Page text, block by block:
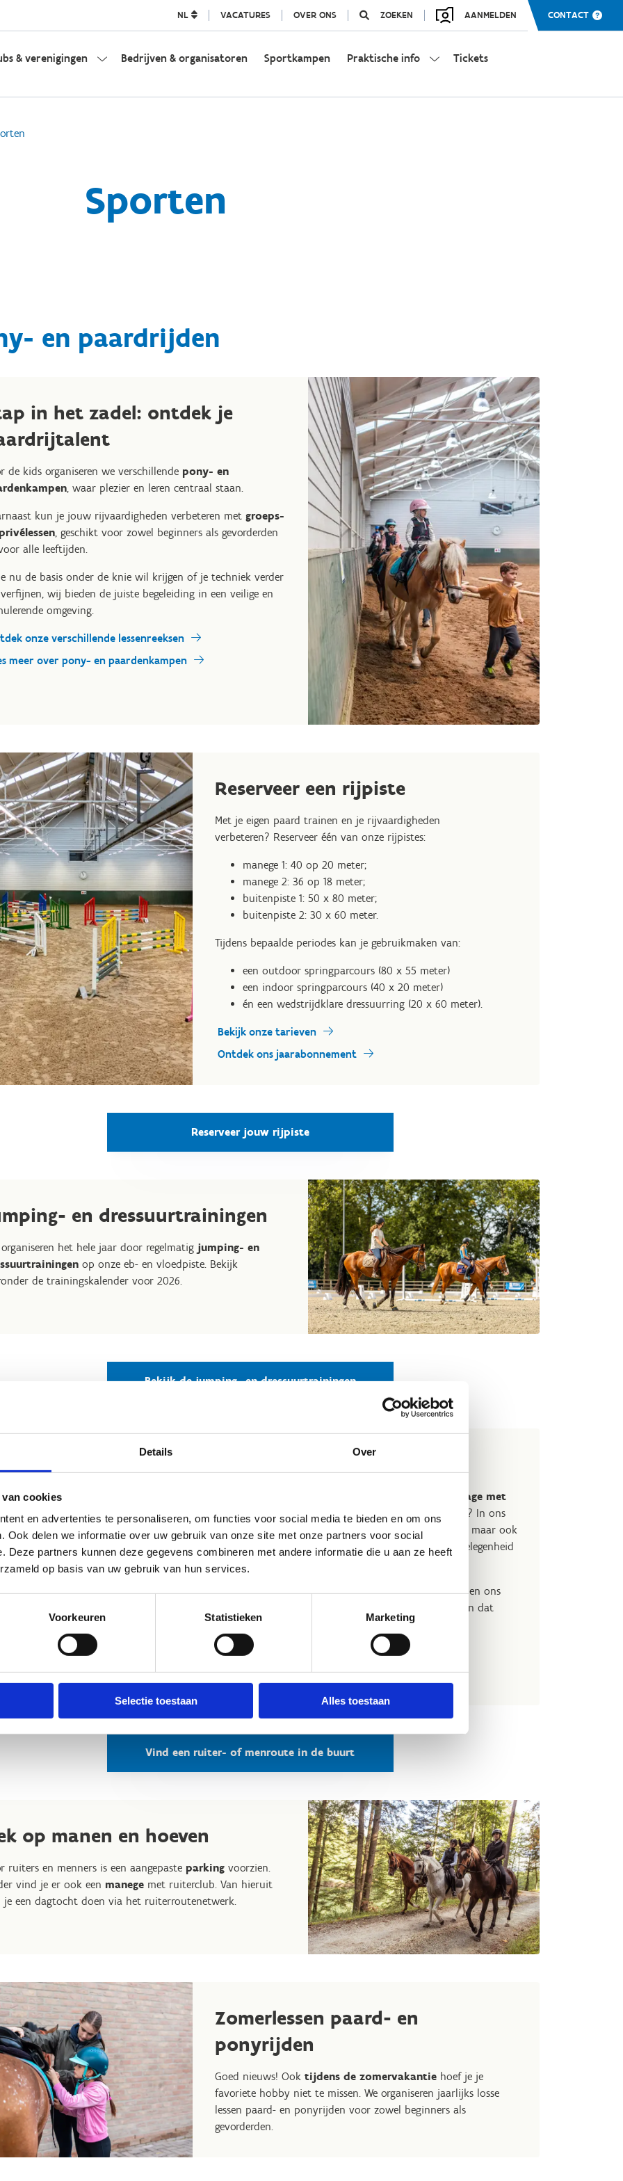
Details Over
cookies
en advertenties te personaliseren, om functies voor social media te bieden en om ons
Ook delen we informatie over uw gebruik van onze site met onze partners voor social
Deze partners kunnen deze gegevens combineren met andere informatie die u aan ze heeft
op basis van uw gebruik van hun services.
Voorkeuren Statistieken Marketing
Selectie toestaan Alles toestaan
NL VACATURES OVER ONS ZOEKEN AANMELDEN CONTACT
& verenigingen Bedrijven & organisatoren Sportkampen Praktische info Tickets
Sporten
en paardrijden
in het zadel: ontdek je
de kids organiseren we verschillende pony- en
, waar plezier en leren centraal staan.
kun je jouw rijvaardigheden verbeteren met groeps-
, geschikt voor zowel beginners als gevorderden
alle leeftijden.
nu de basis onder de knie wil krijgen of je techniek verder
wij bieden de juiste begeleiding in een veilige en
omgeving.
onze verschillende lessenreeksen
meer over pony- en paardenkampen
Reserveer een rijpiste
Met je eigen paard trainen en je rijvaardigheden
verbeteren? Reserveer één van onze rijpistes:
manege 1: 40 op 20 meter;
manege 2: 36 op 18 meter;
buitenpiste 1: 50 x 80 meter;
buitenpiste 2: 30 x 60 meter.
Tijdens bepaalde periodes kan je gebruikmaken van:
een outdoor springparcours (80 x 55 meter)
een indoor springparcours (40 x 20 meter)
én een wedstrijdklare dressuurring (20 x 60 meter).
Bekijk onze tarieven
Ontdek ons jaarabonnement
Reserveer jouw rijpiste
en dressuurtrainingen
het hele jaar door regelmatig jumping- en
op onze eb- en vloedpiste. Bekijk
de trainingskalender voor 2026.
Bekijk de jumping- en dressuurtrainingen
Op sportstage in Genk?
stage met
overnachting of een sportief weekend
organiseren? In ons
centrum kan je niet alleen tal van sporten beoefenen, maar ook
comfortabel overnachten. We beschikken over slaapgelegenheid
voor maximaal 112 personen.
Samen bekijken we graag de sportmogelijkheden binnen ons
centrum en stellen we een programma op maat samen dat
perfect aansluit bij jouw wensen.
Op sportstage in Genk
Ontdek ons sportverblijf
Vind een ruiter- of menroute in de buurt
op manen en hoeven
ruiters en menners is een aangepaste parking voorzien.
vind je er ook een manege met ruiterclub. Van hieruit
je een dagtocht doen via het ruiterroutenetwerk.
Zomerlessen paard- en
ponyrijden
Goed nieuws! Ook tijdens de zomervakantiehoef je je
favoriete hobby niet te missen. We organiseren jaarlijks losse
lessen paard- en ponyrijden voor zowel beginners als
gevorderden.